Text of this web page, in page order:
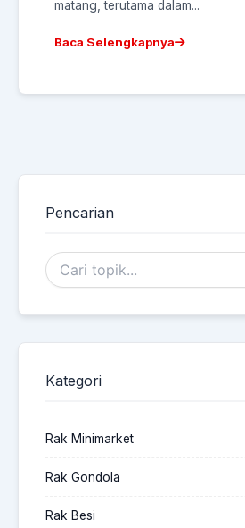
matang, terutama dalam...
Baca Selengkapnya
Pencarian
Kategori
Rak Minimarket
Rak Gondola
Rak Besi